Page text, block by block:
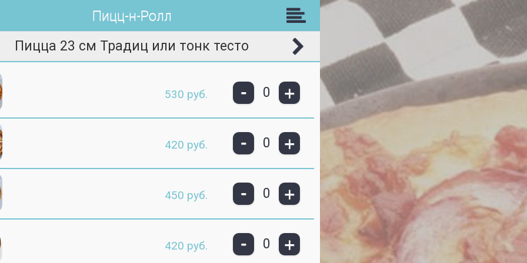
Пицц-н-Ролл
Пицца 23 см Традиц или тонк тесто
530 руб. - 0 +
420 руб. - 0 +
450 руб. - 0 +
420 руб. - 0 +